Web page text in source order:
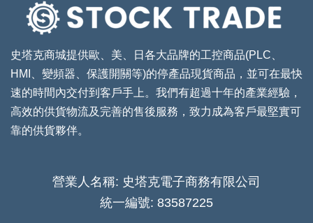
史塔克商城提供歐、美、日各大品牌的工控商品(PLC、
HMI、變頻器、保護開關等)的停產品現貨商品，並可在最快
速的時間內交付到客戶手上。我們有超過十年的產業經驗，
高效的供貨物流及完善的售後服務，致力成為客戶最堅實可
靠的供貨夥伴。
營業人名稱: 史塔克電子商務有限公司
統一編號: 83587225